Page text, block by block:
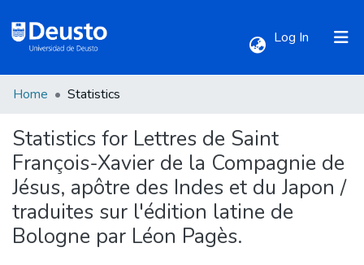
Log In (current)
All of DSpace
Home Statistics
Statistics for Lettres de Saint
François-Xavier de la Compagnie de
Jésus, apôtre des Indes et du Japon /
traduites sur l'édition latine de
Bologne par Léon Pagès.